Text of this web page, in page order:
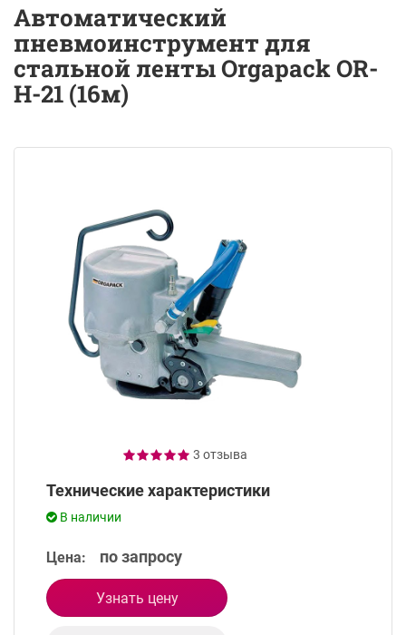
Автоматический
пневмоинструмент для
стальной ленты Orgapack OR-
H-21 (16м)
3 отзыва
Технические характеристики
В наличии
Цена: по запросу
Узнать цену